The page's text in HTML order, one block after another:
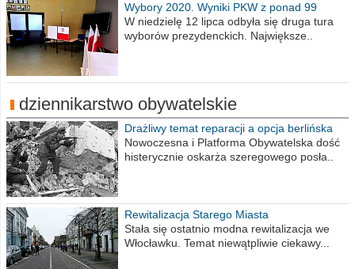
Wybory 2020. Wyniki PKW z ponad 99
procent obwodów
W niedzielę 12 lipca odbyła się druga tura
wyborów prezydenckich. Największe..
dziennikarstwo obywatelskie
Drażliwy temat reparacji a opcja berlińska
Nowoczesna i Platforma Obywatelska dość
histerycznie oskarża szeregowego posła..
Rewitalizacja Starego Miasta
Stała się ostatnio modna rewitalizacja we
Włocławku. Temat niewątpliwie ciekawy...